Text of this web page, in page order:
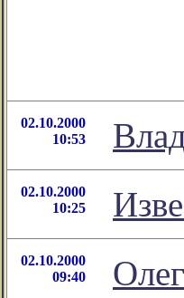
02.10.2000
10:53
02.10.2000
10:25
02.10.2000
09:40